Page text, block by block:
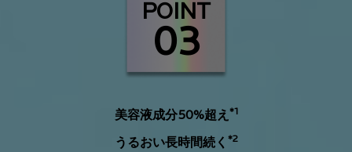
POINT
03
美容液成分50%超え*1
うるおい長時間続く *2